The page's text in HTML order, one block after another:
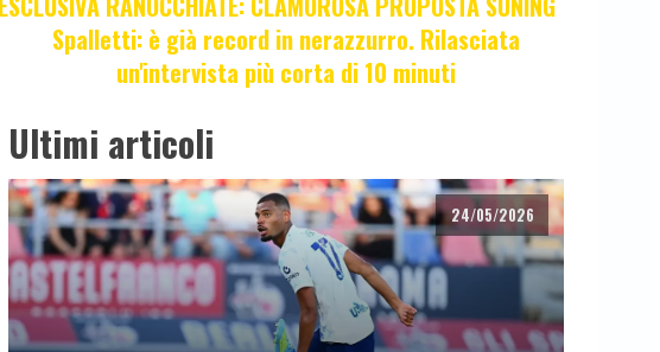
Spalletti: è già record in nerazzurro. Rilasciata
un'intervista più corta di 10 minuti
Ultimi articoli
24/05/2026